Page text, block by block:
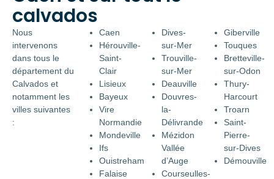
calvados
Nous
intervenons
dans tous le
département du
Calvados et
notamment les
villes suivantes
:
Caen
Hérouville-
Saint-
Clair
Lisieux
Bayeux
Vire
Normandie
Mondeville
Ifs
Ouistreham
Falaise
Dives-
sur-Mer
Trouville-
sur-Mer
Deauville
Douvres-
la-
Délivrande
Mézidon
Vallée
d’Auge
Courseulles-
Giberville
Touques
Bretteville-
sur-Odon
Thury-
Harcourt
Troarn
Saint-
Pierre-
sur-Dives
Démouville